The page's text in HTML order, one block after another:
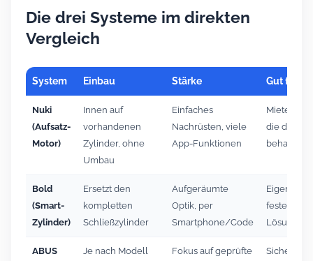
Die drei Systeme im direkten
Vergleich
System Einbau Stärke Gut für
Nuki
(Aufsatz-
Motor)
Innen auf
vorhandenen
Zylinder, ohne
Umbau
Einfaches
Nachrüsten, viele
App-Funktionen
Mieter &
die den
behalten
Bold
(Smart-
Zylinder)
Ersetzt den
kompletten
Schließzylinder
Aufgeräumte
Optik, per
Smartphone/Code
feste,
Lösung
ABUS
Je nach Modell
Fokus auf geprüfte